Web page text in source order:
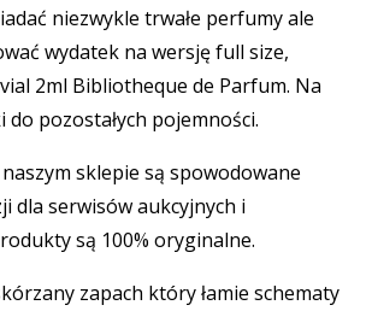
niezwykle trwałe perfumy ale
wydatek na wersję full size,
2ml Bibliotheque de Parfum. Na
pozostałych pojemności.
sklepie są spowodowane
dla serwisów aukcyjnych i
są 100% oryginalne.
zapach który łamie schematy